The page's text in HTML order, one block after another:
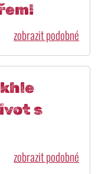
zobrazit podobné
s
zobrazit podobné